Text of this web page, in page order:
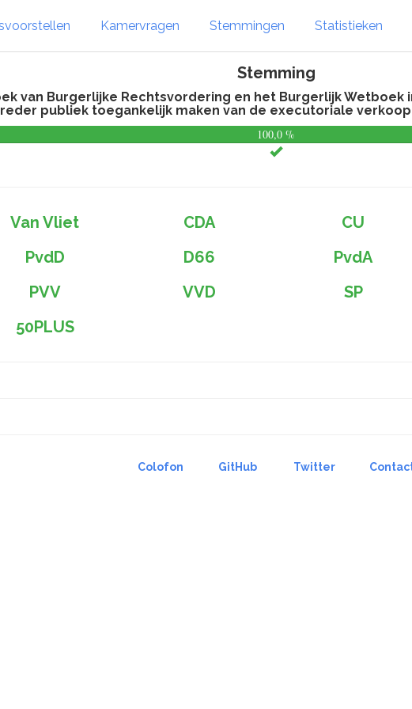
Kamervragen Stemmingen Statistieken
Stemming
van Burgerlijke Rechtsvordering en het Burgerlijk
publiek toegankelijk maken van de executoriale
100,0 %
Van Vliet CDA CU
PvdD
D66 PvdA
PVV
VVD SP
50PLUS
Colofon GitHub Twitter